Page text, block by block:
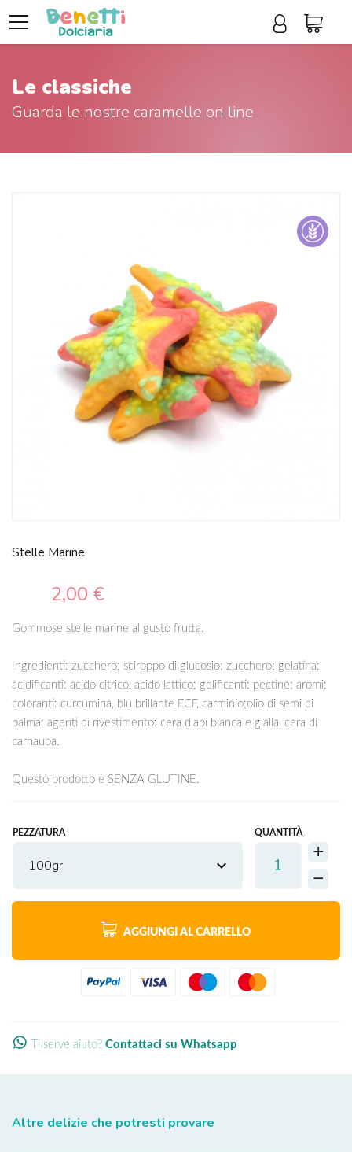
Le classiche
Guarda le nostre caramelle on line
Stelle Marine
2,00 €
Gommose stelle marine al gusto frutta.
Ingredienti: zucchero; sciroppo di glucosio; zucchero; gelatina;
acidificanti: acido citrico, acido lattico; gelificanti: pectine; aromi;
coloranti: curcumina, blu brillante FCF, carminio;olio di semi di
palma; agenti di rivestimento: cera d'api bianca e gialla, cera di
carnauba.
Questo prodotto è SENZA GLUTINE.
PEZZATURA
100gr
QUANTITÀ
AGGIUNGI AL CARRELLO
Ti serve aiuto? Contattaci su Whatsapp
Altre delizie che potresti provare